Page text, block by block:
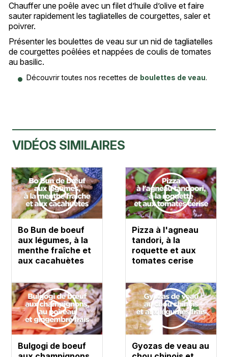
Chauffer une poêle avec un filet d’huile d’olive et faire
sauter rapidement les tagliatelles de courgettes, saler et
poivrer.
Présenter les boulettes de veau sur un nid de tagliatelles
de courgettes poêlées et nappées de coulis de tomates
au basilic.
Découvrir toutes nos recettes de boulettes de veau.
VIDÉOS SIMILAIRES
Bo Bun de boeuf
aux légumes, à la
menthe fraîche et
aux cacahuètes
Pizza à l'agneau
tandori, à la
roquette et aux
tomates cerise
Bulgogi de boeuf
Gyozas de veau au